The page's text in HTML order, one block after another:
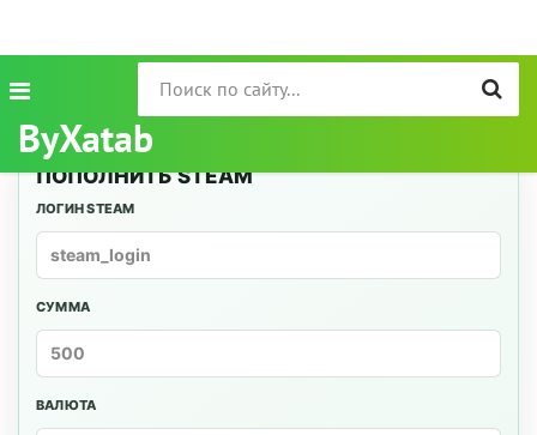
ByXatab
ПОПОЛНИТЬ STEAM
ЛОГИН STEAM
СУММА
ВАЛЮТА